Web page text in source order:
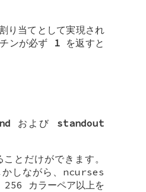
り当てとして実現され
ンが必ず
1を返すと
および standout
だけができます。
かしながら、ncurses
カラーペア以上を